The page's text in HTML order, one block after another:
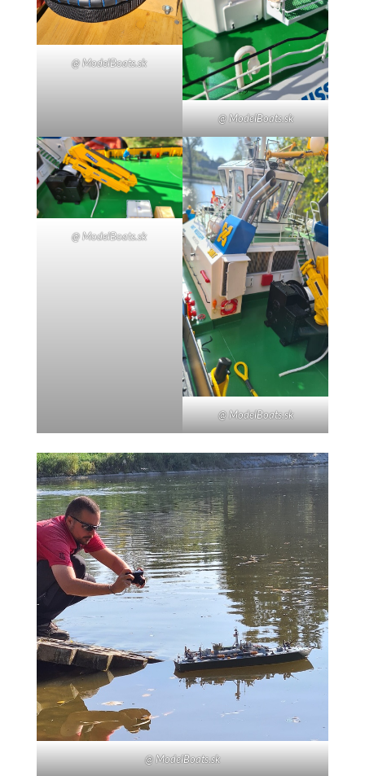
@ ModelBoats.sk
@ ModelBoats.sk
@ ModelBoats.sk
@ ModelBoats.sk
@ ModelBoats.sk